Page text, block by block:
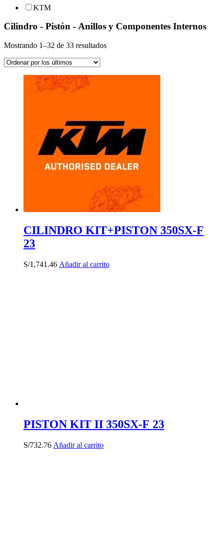
KTM
Cilindro - Pistón - Anillos y Componentes Internos
Mostrando 1–32 de 33 resultadosOrdenado
CILINDRO KIT+PISTON 350SX-F
23
S/1,741.46 Añadir al carrito
PISTON KIT II 350SX-F 23
S/732.76 Añadir al carrito